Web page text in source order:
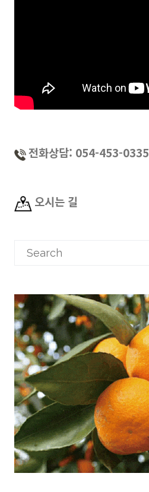
전화상담: 054-453-0335
오시는 길
Search
for: